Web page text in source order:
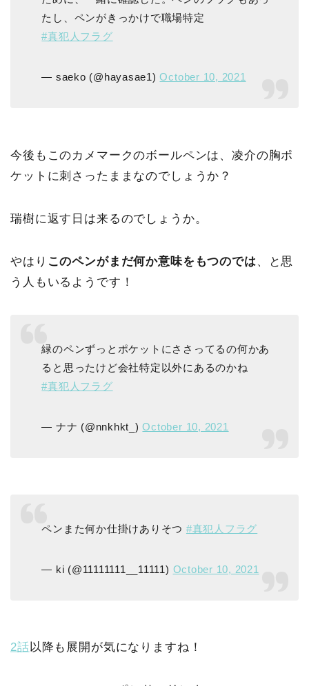
たし、ペンがきっかけで職場特定
#真犯人フラグ
— saeko (@hayasae1)October 10, 2021
今後もこのカメマークのボールペンは、凌介の胸ポ
ケットに刺さったままなのでしょうか？
瑞樹に返す日は来るのでしょうか。
やはり このペンがまだ何か意味をもつのでは 、と思
う人もいるようです！
緑のペンずっとポケットにささってるの何かあ
ると思ったけど会社特定以外にあるのかね
#真犯人フラグ
— ナナ (@nnkhkt_)October 10, 2021
ペンまた何か仕掛けありそつ #真犯人フラグ
— ki (@11111111__11111) October 10, 2021
2話以降も展開が気になりますね！